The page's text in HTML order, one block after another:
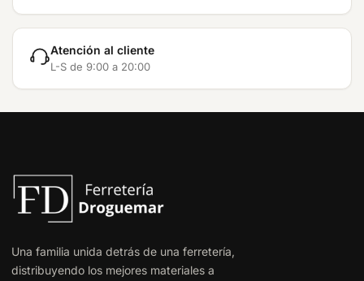
Atención al cliente
L-S de 9:00 a 20:00
Una familia unida detrás de una ferretería,
distribuyendo los mejores materiales a